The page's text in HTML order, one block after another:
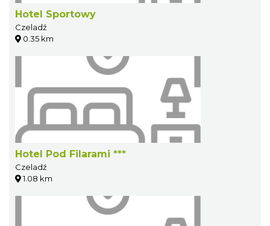
Hotel Sportowy
Czeladź
0.35 km
Hotel Pod Filarami ***
Czeladź
1.08 km